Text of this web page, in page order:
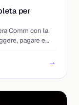
per
Comm con la
pagare e
→